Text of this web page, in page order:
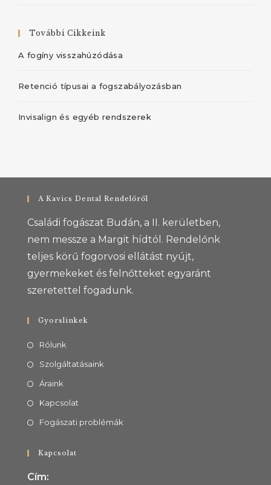
További Cikkeink
A fogíny visszahúzódása
Retenció típusai a fogszabályozásban
Invisalign és egyéb rendszerek
A Kavics Dental Rendelőről
Családi fogászat Budán, a II. kerületben,
nem messze a Margit hídtól. Rendelőnk
teljes körű fogorvosi ellátást nyújt,
gyermekeket és felnőtteket egyaránt
szeretettel fogadunk.
Gyorslinkek
Rólunk
Szolgáltatásaink
Áraink
Kapcsolat
Fogászati problémák
Kapcsolat
Cím: